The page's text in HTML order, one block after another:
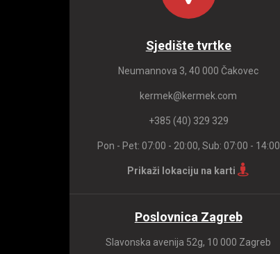
Sjedište tvrtke
Neumannova 3, 40 000 Čakovec
kermek@kermek.com
+385 (40) 329 329
Pon - Pet: 07:00 - 20:00, Sub: 07:00 - 14:00
Prikaži lokaciju na karti
Poslovnica Zagreb
Slavonska avenija 52g, 10 000 Zagreb